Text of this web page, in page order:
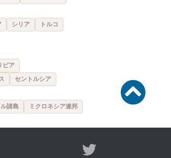
シリア
トルコ
ビア
セントルシア
諸島 ミクロネシア連邦